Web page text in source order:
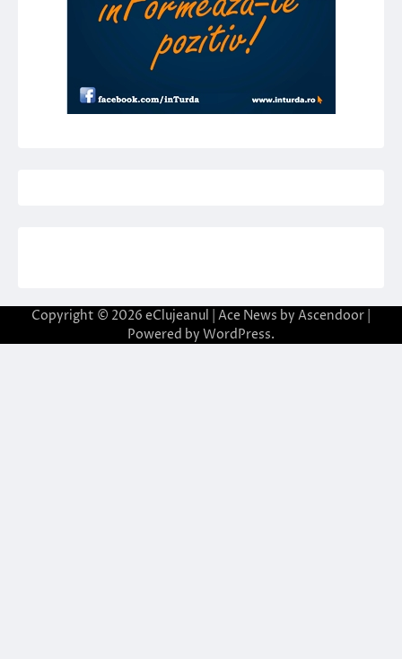
Copyright © 2026 eClujeanul | Ace News by Ascendoor
Powered by WordPress.